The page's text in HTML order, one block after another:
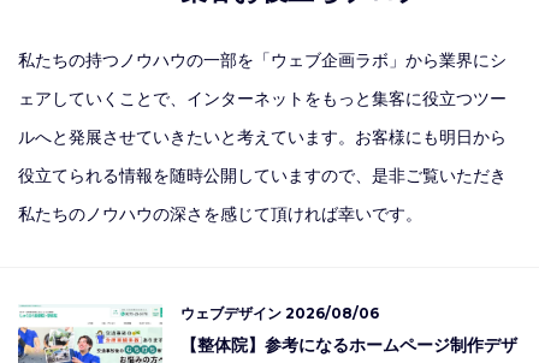
私たちの持つノウハウの一部を「ウェブ企画ラボ」から業界にシ
ェアしていくことで、インターネットをもっと集客に役立つツー
ルへと発展させていきたいと考えています。お客様にも明日から
役立てられる情報を随時公開していますので、是非ご覧いただき
私たちのノウハウの深さを感じて頂ければ幸いです。
ウェブデザイン 2026/08/06
【整体院】参考になるホームページ制作デザ